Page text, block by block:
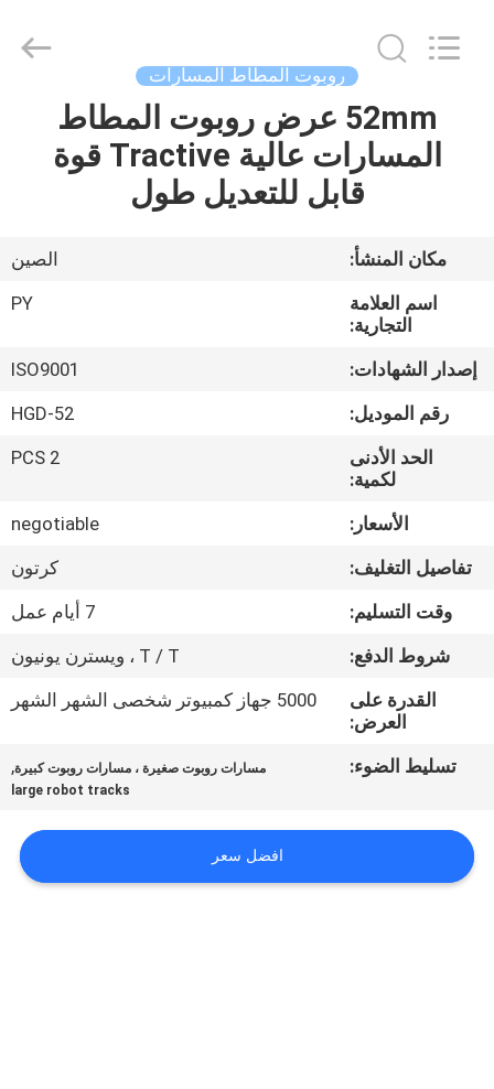
الصفحة
الرئيسية
معلومات
جولة
مراقبة
الجودة
اتصل
اطلب
NEWS
روبوت المطاط المسارات
52mm عرض روبوت المطاط
المسارات عالية Tractive قوة
قابل للتعديل طول
مكان المنشأ:
الصين
اسم العلامة
التجارية:
PY
إصدار الشهادات:
ISO9001
رقم الموديل:
HGD-52
الحد الأدنى
لكمية:
2 PCS
الأسعار:
negotiable
تفاصيل التغليف:
كرتون
وقت التسليم:
7 أيام عمل
شروط الدفع:
T / T ، ويسترن يونيون
القدرة على
العرض:
5000 جهاز كمبيوتر شخصى الشهر الشهر
تسليط الضوء: مسارات روبوت صغيرة ، مسارات روبوت كبيرة,
large robot tracks
افضل سعر